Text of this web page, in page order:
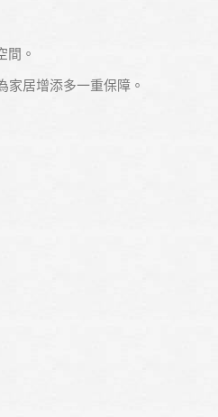
間。
居增添多一重保障。
BOSCH博世-4系列 全嵌式洗
55,800 55,800